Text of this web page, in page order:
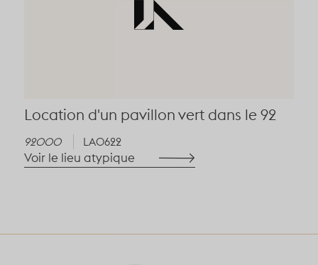
Location d'un pavillon vert dans le 92
92000 LA0622
Voir le lieu atypique